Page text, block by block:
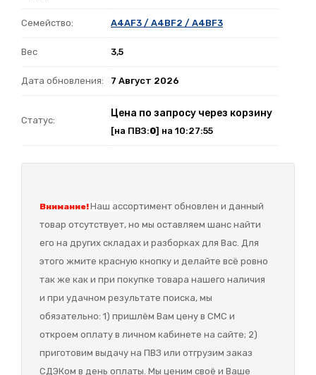
Семейство: A4AF3 / A4BF2 / A4BF3
Вес 3,5
Дата обновления: 7 Август 2026
Статус:
Цена по запросу через корзину
[на ПВЗ:0] на 10:27:55
Внимание!Наш ассортимент обновлен и данный
товар отсутствует, но мы оставляем шанс найти
его на других складах и разборках для Вас. Для
этого жмите красную кнопку и делайте всё ровно
так же как и при покупке товара нашего наличия
и при удачном результате поиска, мы
обязательно: 1) пришлём Вам цену в СМС и
откроем оплату в личном кабинете на сайте; 2)
приготовим выдачу на ПВЗ или отгрузим заказ
СДЭКом в день оплаты. Мы ценим своё и Ваше